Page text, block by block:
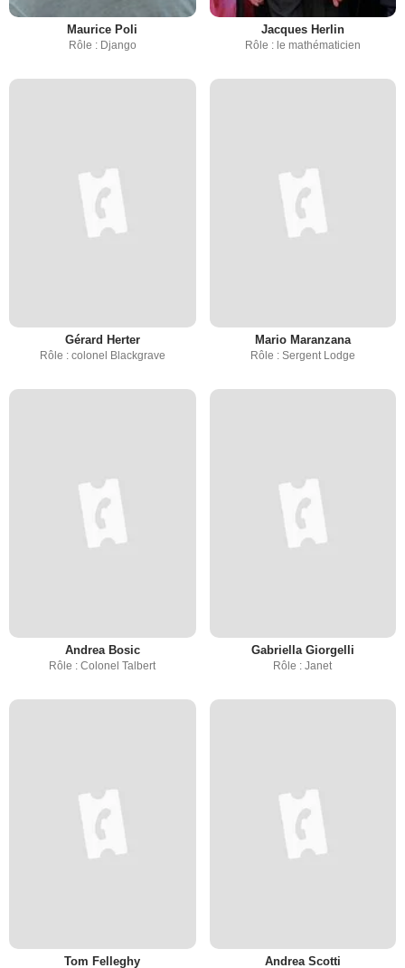
Maurice Poli
Rôle : Django
Jacques Herlin
Rôle : le mathématicien
Gérard Herter
Rôle : colonel Blackgrave
Mario Maranzana
Rôle : Sergent Lodge
Andrea Bosic
Rôle : Colonel Talbert
Gabriella Giorgelli
Rôle : Janet
Tom Felleghy Andrea Scotti